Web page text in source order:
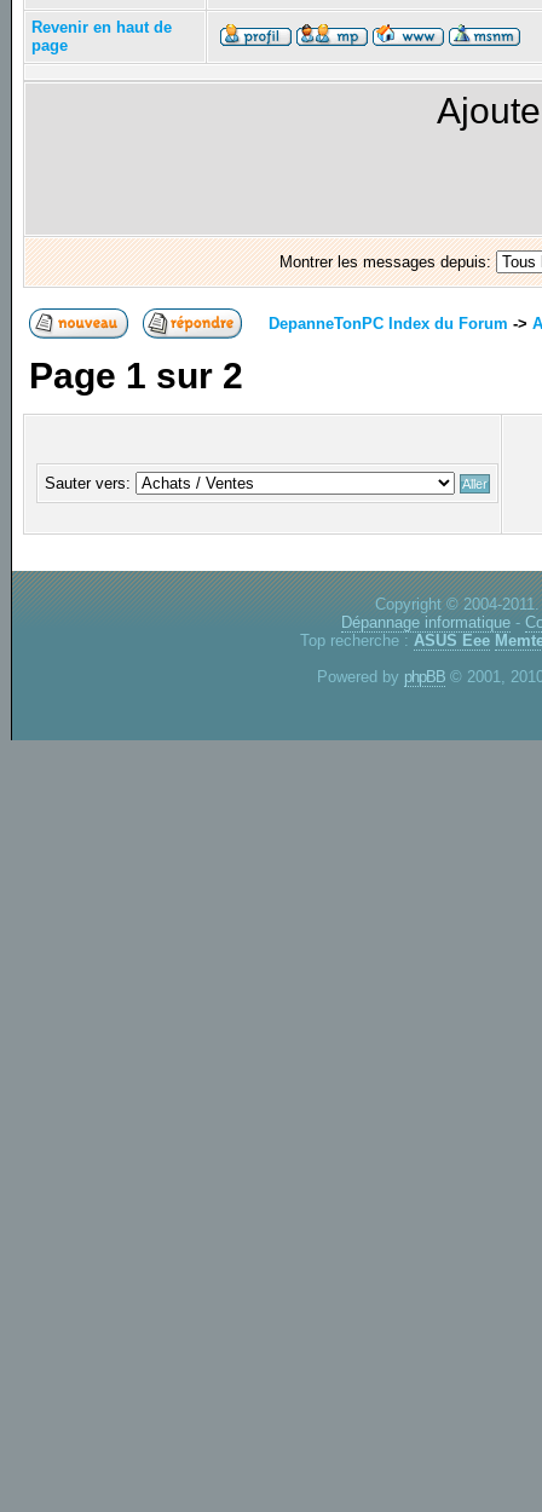
Revenir en haut de
page
Montrer les messages depuis:
DepanneTonPC Index du Forum ->
Page 1 sur 2
Sauter vers:
Copyright © 2004-
Dépannage informatique -
Top recherche : ASUS Eee
Powered by phpBB © 2001,